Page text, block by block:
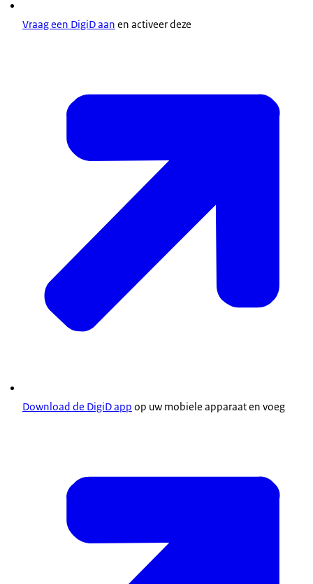
Vraag een DigiD aan en activeer deze
Download de DigiD app op uw mobiele apparaat en voeg